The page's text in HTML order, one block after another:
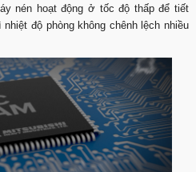
nén hoạt động ở tốc độ thấp để tiết
độ phòng không chênh lệch nhiều